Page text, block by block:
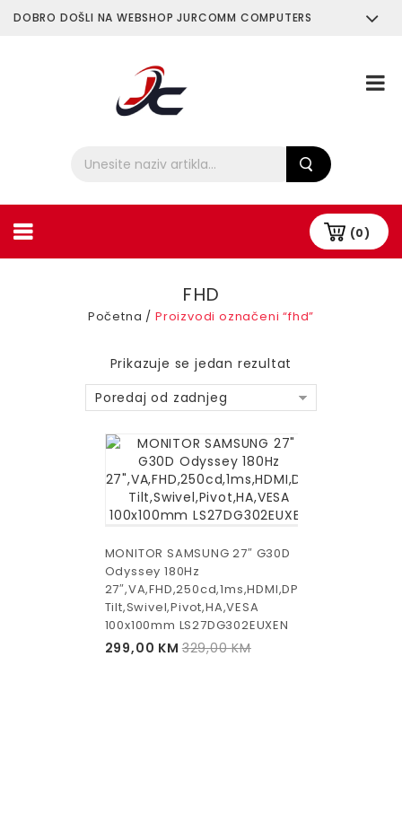
DOBRO DOŠLI NA WEBSHOP JURCOMM COMPUTERS
(0)
FHD
Početna / Proizvodi označeni “fhd”
Prikazuje se jedan rezultat
Poredaj od zadnjeg
MONITOR SAMSUNG 27″ G30D
Odyssey 180Hz
27″,VA,FHD,250cd,1ms,HDMI,DP,
Tilt,Swivel,Pivot,HA,VESA
100x100mm LS27DG302EUXEN
329,00KM
299,00 KM